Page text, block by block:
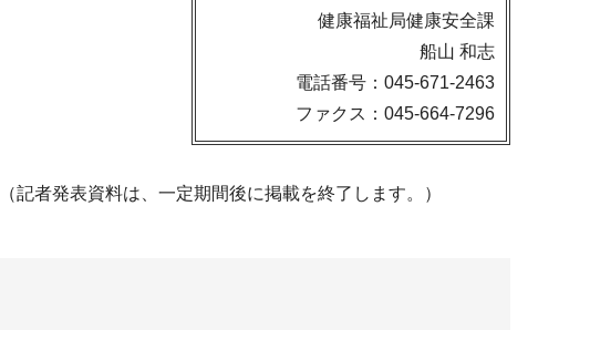
健康福祉局健康安全課
船山 和志
電話番号：045-671-2463
ファクス：045-664-7296
者発表資料は、一定期間後に掲載を終了します。）